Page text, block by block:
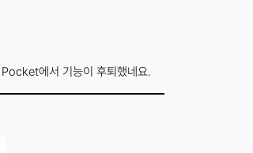
에서 기능이 후퇴했네요.